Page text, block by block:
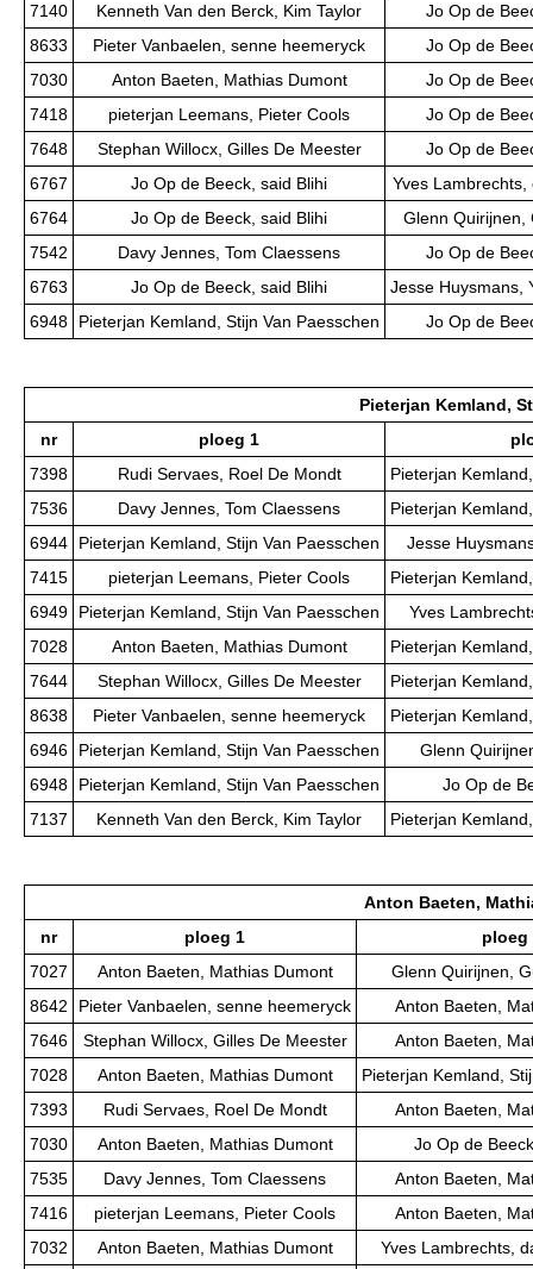
7140
Kenneth Van den Berck, Kim Taylor
Jo Op de
8633
Pieter Vanbaelen, senne heemeryck
Jo Op de
7030
Anton Baeten, Mathias Dumont
Jo Op de
7418
pieterjan Leemans, Pieter Cools
Jo Op de
7648
Stephan Willocx, Gilles De Meester
Jo Op de
6767
Jo Op de Beeck, said Blihi
Yves
6764
Jo Op de Beeck, said Blihi
Glenn Quirijnen,
7542
Davy Jennes, Tom Claessens
Jo Op de
6763
Jo Op de Beeck, said Blihi
Jesse Huysmans,
6948
Pieterjan Kemland, Stijn Van Paesschen Jo Op de
Pieterjan Kemland,
nr
ploeg 1
7398
Rudi Servaes, Roel De Mondt
Pieterjan
7536
Davy Jennes, Tom Claessens
Pieterjan
6944
Pieterjan Kemland, Stijn Van Paesschen
Jesse
7415
pieterjan Leemans, Pieter Cools
Pieterjan
6949
Pieterjan Kemland, Stijn Van Paesschen
Yves
7028
Anton Baeten, Mathias Dumont
Pieterjan
7644
Stephan Willocx, Gilles De Meester
Pieterjan
8638
Pieter Vanbaelen, senne heemeryck
Pieterjan
6946
Pieterjan Kemland, Stijn Van Paesschen
Glenn
6948
Pieterjan Kemland, Stijn Van Paesschen
Jo Op de
7137
Kenneth Van den Berck, Kim Taylor Pieterjan
Anton Baeten,
nr
ploeg 1
ploeg
7027
Anton Baeten, Mathias Dumont
Glenn Quirijnen,
8642
Pieter Vanbaelen, senne heemeryck
Anton Baeten,
7646
Stephan Willocx, Gilles De Meester
Anton Baeten,
7028
Anton Baeten, Mathias Dumont
Pieterjan Kemland,
7393
Rudi Servaes, Roel De Mondt
Anton Baeten,
7030
Anton Baeten, Mathias Dumont
Jo Op de
7535
Davy Jennes, Tom Claessens
Anton Baeten,
7416
pieterjan Leemans, Pieter Cools
Anton Baeten,
7032
Anton Baeten, Mathias Dumont Yves Lambrechts,